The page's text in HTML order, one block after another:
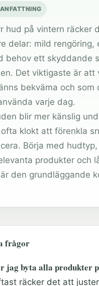
hud på vintern räcker
delar: mild rengöring,
behov ett skyddande
Det viktigaste är att
bekväma och som
varje dag.
blir mer känslig
klokt att förenkla
Börja med
produkter och
den grundläggande
frågor
jag byta alla produkter
räcker det att